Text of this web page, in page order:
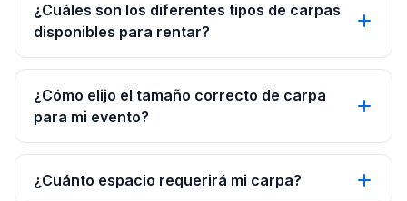
¿Cuáles son los diferentes tipos de carpas
disponibles para rentar?
¿Cómo elijo el tamaño correcto de carpa
para mi evento?
¿Cuánto espacio requerirá mi carpa?